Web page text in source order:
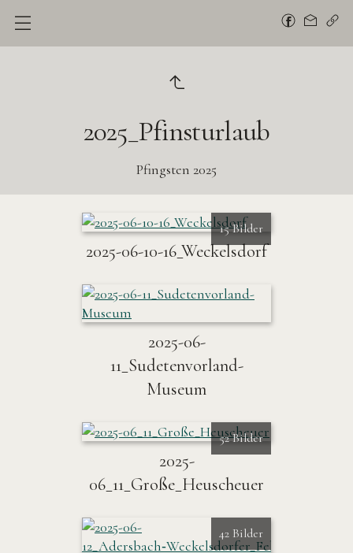
2025_Pfinsturlaub
Pfingsten 2025
15 Bilder
2025-06-10-16_Weckelsdorf
2025-06-
11_Sudetenvorland-
Museum
52 Bilder
2025-
06_11_Große_Heuscheuer
42 Bilder